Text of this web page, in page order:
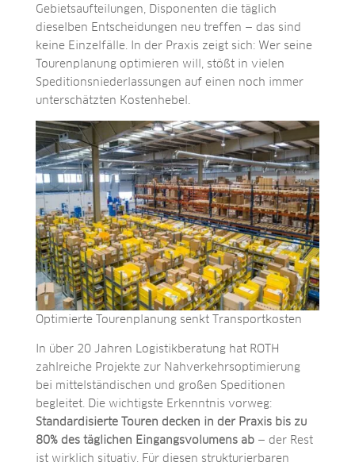
Gebietsaufteilungen, Disponenten die täglich
dieselben Entscheidungen neu treffen — das sind
keine Einzelfälle. In der Praxis zeigt sich: Wer seine
Tourenplanung optimieren will, stößt in vielen
Speditionsniederlassungen auf einen noch immer
unterschätzten Kostenhebel.
Optimierte Tourenplanung senkt Transportkosten
In über 20 Jahren Logistikberatung hat ROTH
zahlreiche Projekte zur Nahverkehrsoptimierung
bei mittelständischen und großen Speditionen
begleitet. Die wichtigste Erkenntnis vorweg:
Standardisierte Touren decken in der Praxis bis zu
80% des täglichen Eingangsvolumens ab— der Rest
ist wirklich situativ. Für diesen strukturierbaren